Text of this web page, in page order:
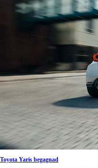
Toyota Yaris begagnad